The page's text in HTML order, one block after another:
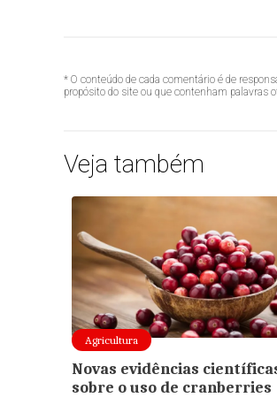
* O conteúdo de cada comentário é de
propósito do site ou que contenham palavras
Veja também
Agricultura
Novas evidências
sobre o uso de cranberries